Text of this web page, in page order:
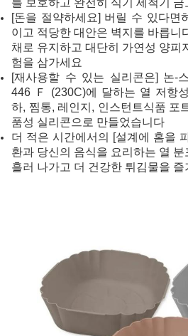
[돈을 절약하세요] 버릴 수 있다면
이고 적당한 대안은 벽지를 바릅니
채로 유지하고 대단히 가연성 양피
험을 삼가세요
[재사용할 수 있는 실리콘은] 논-
446 Ｆ (230C)에 달하는 열 저항
하, 찜통, 레인지, 인스턴트식품 포
품성 실리콘으로 만들었습니다
더 적은 시간에서의 [설계에 홈을
환과 당신의 음식을 요리하는 열
흘러 나가고 더 건강한 튀김물을